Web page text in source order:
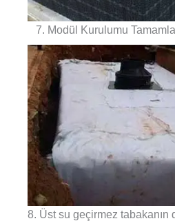
7. Modül Kurulumu
8. Üst su geçirmez tabakanın